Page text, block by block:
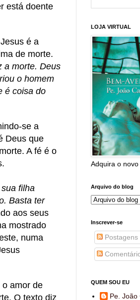
está doente
é a
de morte.
a morte. Deus
o homem
é coisa do
se a
Deus que
A fé é o
filha
Basta ter
aos seus
mostrado
numa
o amor de
O texto diz
LOJA VIRTUAL
Adquira o
Arquivo do blog
Inscrever-se
Postagens
QUEM SOU EU
Pe. João